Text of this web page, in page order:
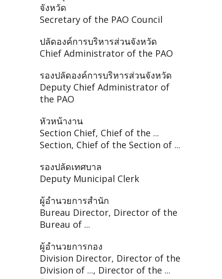
จังหวัด
Secretary of the PAO Council
ปลัดองค์การบริหารส่วนจังหวัด
Chief Administrator of the PAO
รองปลัดองค์การบริหารส่วนจังหวัด
Deputy Chief Administrator of
the PAO
หัวหน้างาน
Section Chief, Chief of the ...
Section, Chief of the Section of ...
รองปลัดเทศบาล
Deputy Municipal Clerk
ผู้อำนวยการสำนัก
Bureau Director, Director of the
Bureau of ...
ผู้อำนวยการกอง
Division Director, Director of the
Division of ..., Director of the ...